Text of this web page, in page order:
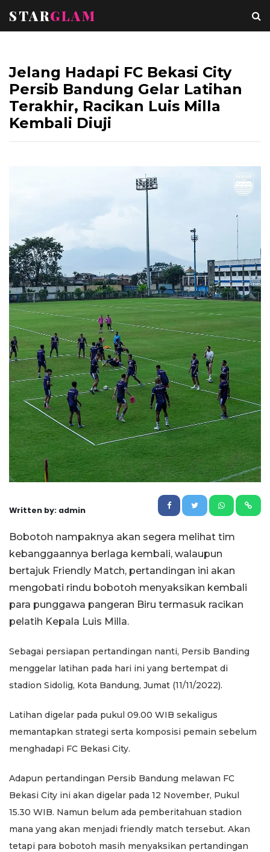
STARGLAM
Jelang Hadapi FC Bekasi City
Persib Bandung Gelar Latihan
Terakhir, Racikan Luis Milla
Kembali Diuji
Written by: admin
Bobotoh nampaknya akan segera melihat tim
kebanggaannya berlaga kembali, walaupun
bertajuk Friendly Match, pertandingan ini akan
mengobati rindu bobotoh menyaksikan kembali
para punggawa pangeran Biru termasuk racikan
pelatih Kepala Luis Milla.
Sebagai persiapan pertandingan nanti, Persib Banding
menggelar latihan pada hari ini yang bertempat di
stadion Sidolig, Kota Bandung, Jumat (11/11/2022).
Latihan digelar pada pukul 09.00 WIB sekaligus
memantapkan strategi serta komposisi pemain sebelum
menghadapi FC Bekasi City.
Adapun pertandingan Persib Bandung melawan FC
Bekasi City ini akan digelar pada 12 November, Pukul
15.30 WIB. Namun belum ada pemberitahuan stadion
mana yang akan menjadi friendly match tersebut. Akan
tetapi para bobotoh masih menyaksikan pertandingan